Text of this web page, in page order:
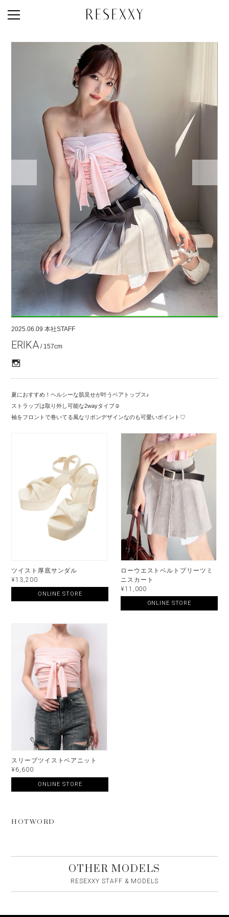
2025.06.09 本社STAFF
ERIKA / 157cm
夏におすすめ！ヘルシーな肌見せが叶うベアトップス♪
ストラップは取り外し可能な2wayタイプ☺︎
袖をフロントで巻いてる風なリボンデザインなのも可愛いポイント♡
ツイスト厚底サンダル
¥13,200
ONLINE STORE
ローウエストベルトプリーツミ
ニスカート
¥11,000
ONLINE STORE
スリーブツイストベアニット
¥6,600
ONLINE STORE
HOTWORD
OTHER MODELS
RESEXXY STAFF & MODELS
NEW ARRIVAL
RANKING
STYLE PHOTO
ONLINE STORE
COMPANY
CONTACT
FOR BUSINESS PARTNER